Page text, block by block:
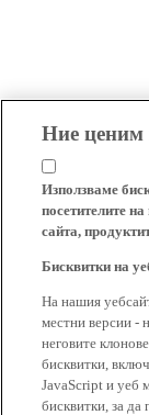
Ние ценим
Използваме
посетителите
сайта,
Бисквитки на
На нашия
местни версии -
неговите
бисквитки,
JavaScript и уеб
бисквитки, за